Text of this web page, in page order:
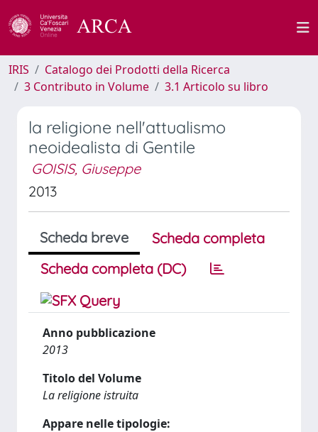
IRIS
Catalogo dei Prodotti della Ricerca
3 Contributo in Volume
3.1 Articolo su libro
la religione nell'attualismo
neoidealista di Gentile
GOISIS, Giuseppe
2013
Scheda breve
Scheda completa
Scheda completa (DC)
Anno pubblicazione
2013
Titolo del Volume
La religione istruita
Appare nelle tipologie: